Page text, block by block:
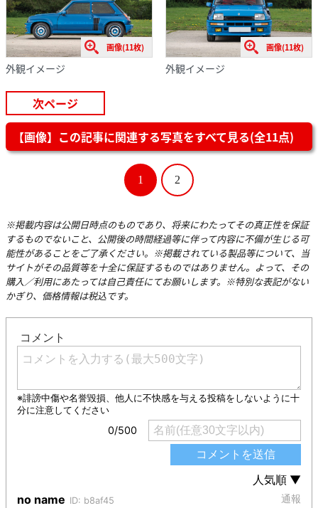
画像(11枚)
外観イメージ
画像(11枚)
外観イメージ
次ページ
【画像】この記事に関連する写真をすべて見る(全11点)
1 2
※掲載内容は公開日時点のものであり、将来にわたってその真正性を保証
するものでないこと、公開後の時間経過等に伴って内容に不備が生じる可
能性があることをご了承ください。※掲載されている製品等について、当
サイトがその品質等を十全に保証するものではありません。よって、その
購入／利用にあたっては自己責任にてお願いします。※特別な表記がない
かぎり、価格情報は税込です。